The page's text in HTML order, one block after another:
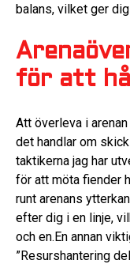
balans, vilket ger
för att
Att överleva i
det handlar om
taktikerna jag har
för att möta fiender
runt arenans
efter dig i en linje,
och en.En annan
”Resurshantering